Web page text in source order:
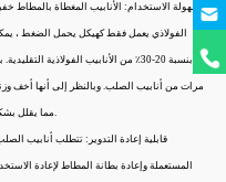
سهولة الاستخدام: الأنابيب المغطاة بالمطاط
الفولاذي يعمل فقط كهيكل يحمل الضغط ،
بنسبة 20-30٪ من الأنابيب الفولاذية
مرات من أنابيب الصلب. وبالنظر إلى أنها أخف
مما يقلل بشكل كبير من التكاليف الإجمالية وتوفر للمستخدمين أموال كبيرة.
قابلية إعادة التدوير: تتطلب أنابيب